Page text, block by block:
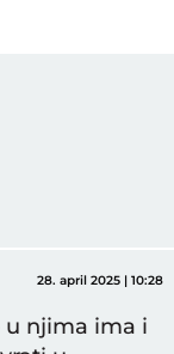
28. april 2025 | 10:28
u njima ima i